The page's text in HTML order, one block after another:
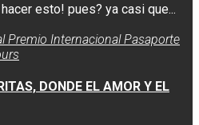
esto! pues? ya casi que...
Premio Internacional Pasaporte
DONDE EL AMOR Y EL